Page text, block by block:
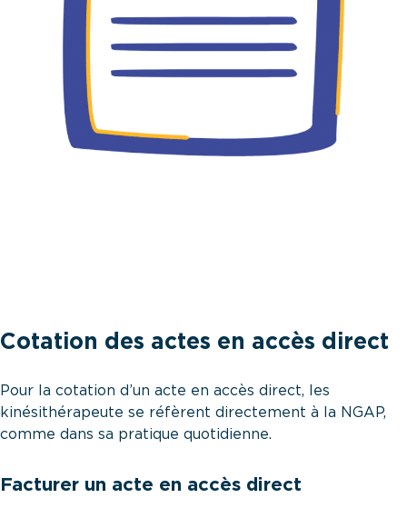
Cotation des actes en accès direct
Pour la cotation d’un acte en accès direct, les
kinésithérapeute se réfèrent directement à la NGAP,
comme dans sa pratique quotidienne.
Facturer un acte en accès direct